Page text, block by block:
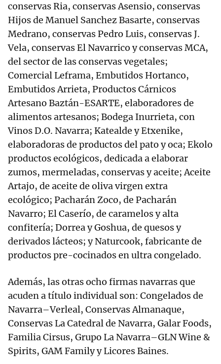
conservas Ria, conservas Asensio, conservas
Hijos de Manuel Sanchez Basarte, conservas
Medrano, conservas Pedro Luis, conservas J.
Vela, conservas El Navarrico y conservas MCA,
del sector de las conservas vegetales;
Comercial Leframa, Embutidos Hortanco,
Embutidos Arrieta, Productos Cárnicos
Artesano Baztán-ESARTE, elaboradores de
alimentos artesanos; Bodega Inurrieta, con
Vinos D.O. Navarra; Katealde y Etxenike,
elaboradoras de productos del pato y oca; Ekolo
productos ecológicos, dedicada a elaborar
zumos, mermeladas, conservas y aceite; Aceite
Artajo, de aceite de oliva virgen extra
ecológico; Pacharán Zoco, de Pacharán
Navarro; El Caserío, de caramelos y alta
confitería; Dorrea y Goshua, de quesos y
derivados lácteos; y Naturcook, fabricante de
productos pre-cocinados en ultra congelado.
Además, las otras ocho firmas navarras que
acuden a título individual son: Congelados de
Navarra–Verleal, Conservas Almanaque,
Conservas La Catedral de Navarra, Galar Foods,
Familia Cirsus, Grupo La Navarra–GLN Wine &
Spirits, GAM Family y Licores Baines.